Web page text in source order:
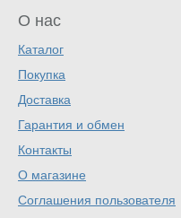
О нас
Каталог
Покупка
Доставка
Гарантия и обмен
Контакты
О магазине
Соглашения пользователя